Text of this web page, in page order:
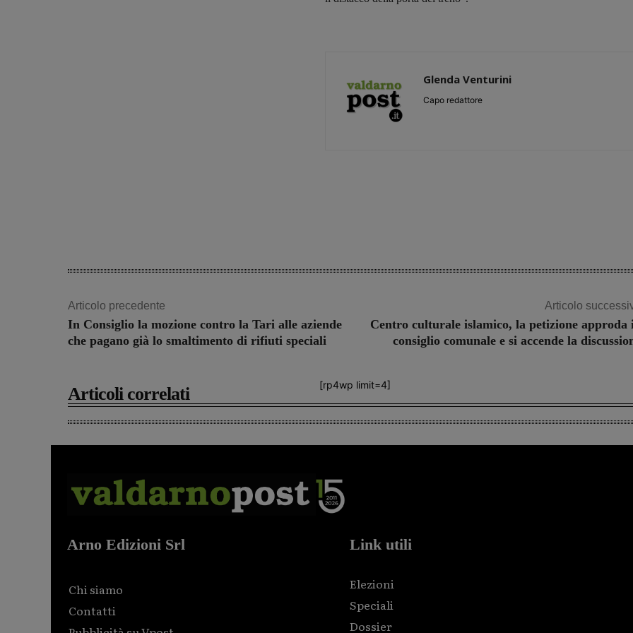
Glenda Venturini
Capo redattore
Articolo precedente
In Consiglio la mozione contro la Tari alle aziende
che pagano già lo smaltimento di rifiuti speciali
Articolo
Centro culturale islamico, la petizione approda
consiglio comunale e si accende la
[rp4wp limit=4]
Articoli correlati
Arno Edizioni Srl
Chi siamo
Contatti
Link utili
Elezioni
Speciali
Dossier